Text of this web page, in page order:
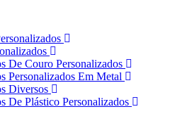
De Couro Personalizados
Personalizados Em Metal
Diversos
De Plástico Personalizados